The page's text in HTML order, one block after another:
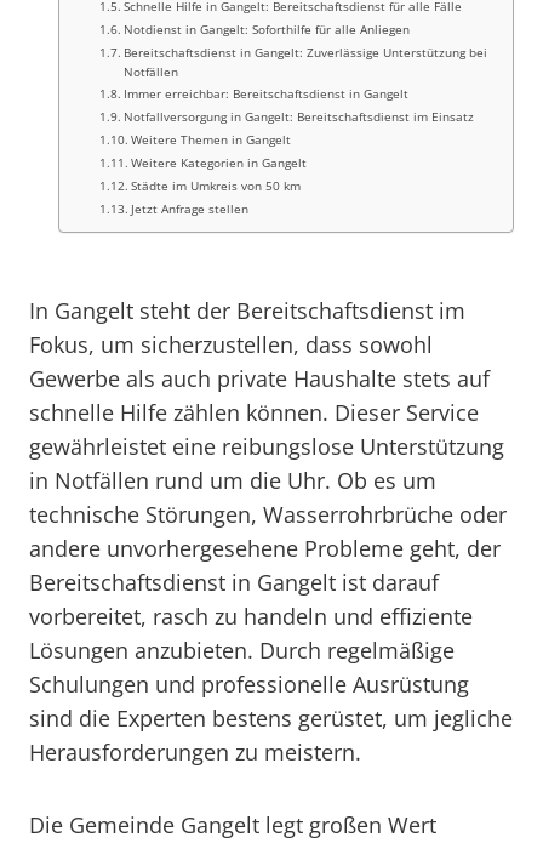
Schnelle Hilfe in Gangelt: Bereitschaftsdienst für alle Fälle
Notdienst in Gangelt: Soforthilfe für alle Anliegen
Bereitschaftsdienst in Gangelt: Zuverlässige Unterstützung bei
Notfällen
Immer erreichbar: Bereitschaftsdienst in Gangelt
Notfallversorgung in Gangelt: Bereitschaftsdienst im Einsatz
Weitere Themen in Gangelt
Weitere Kategorien in Gangelt
Städte im Umkreis von 50 km
Jetzt Anfrage stellen
In Gangelt steht der Bereitschaftsdienst im
Fokus, um sicherzustellen, dass sowohl
Gewerbe als auch private Haushalte stets auf
schnelle Hilfe zählen können. Dieser Service
gewährleistet eine reibungslose Unterstützung
in Notfällen rund um die Uhr. Ob es um
technische Störungen, Wasserrohrbrüche oder
andere unvorhergesehene Probleme geht, der
Bereitschaftsdienst in Gangelt ist darauf
vorbereitet, rasch zu handeln und effiziente
Lösungen anzubieten. Durch regelmäßige
Schulungen und professionelle Ausrüstung
sind die Experten bestens gerüstet, um jegliche
Herausforderungen zu meistern.
Die Gemeinde Gangelt legt großen Wert